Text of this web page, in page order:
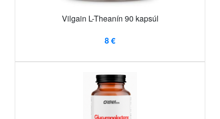
Vilgain L-Theanín 90 kapsúl
8 €